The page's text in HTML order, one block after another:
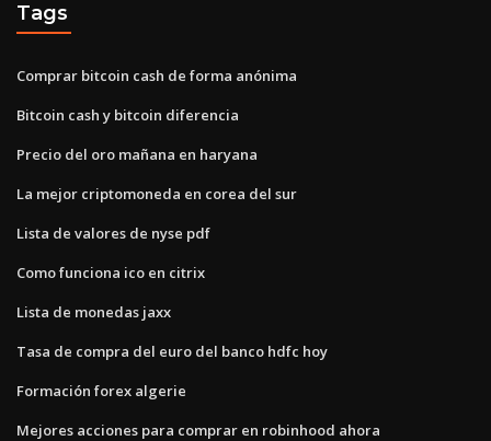
Tags
Comprar bitcoin cash de forma anónima
Bitcoin cash y bitcoin diferencia
Precio del oro mañana en haryana
La mejor criptomoneda en corea del sur
Lista de valores de nyse pdf
Como funciona ico en citrix
Lista de monedas jaxx
Tasa de compra del euro del banco hdfc hoy
Formación forex algerie
Mejores acciones para comprar en robinhood ahora